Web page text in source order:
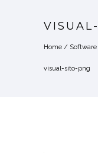
Home /
visual-sito-png